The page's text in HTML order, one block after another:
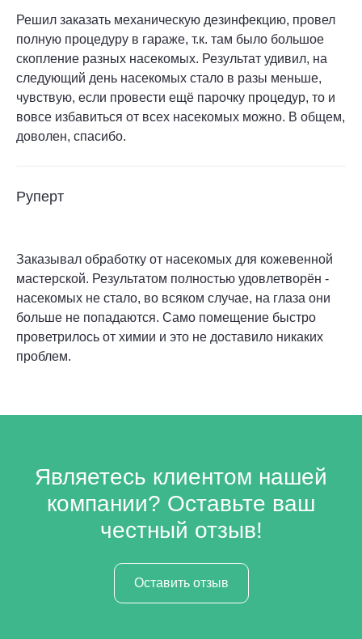
Решил заказать механическую дезинфекцию, провел
полную процедуру в гараже, т.к. там было большое
скопление разных насекомых. Результат удивил, на
следующий день насекомых стало в разы меньше,
чувствую, если провести ещё парочку процедур, то и
вовсе избавиться от всех насекомых можно. В общем,
доволен, спасибо.
Руперт
Заказывал обработку от насекомых для кожевенной
мастерской. Результатом полностью удовлетворён -
насекомых не стало, во всяком случае, на глаза они
больше не попадаются. Само помещение быстро
проветрилось от химии и это не доставило никаких
проблем.
Являетесь клиентом нашей
компании? Оставьте ваш
честный отзыв!
Оставить отзыв